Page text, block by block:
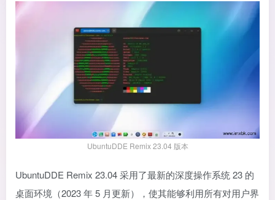
UbuntuDDE Remix 23.04 版本
UbuntuDDE Remix 23.04 采用了最新的深度操作系统 23 的
桌面环境（2023 年 5 月更新），使其能够利用所有对用户界